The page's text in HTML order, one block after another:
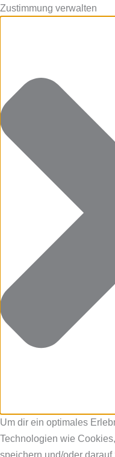
Zustimmung verwalten
Um dir ein optimales
Technologien wie
speichern und/oder